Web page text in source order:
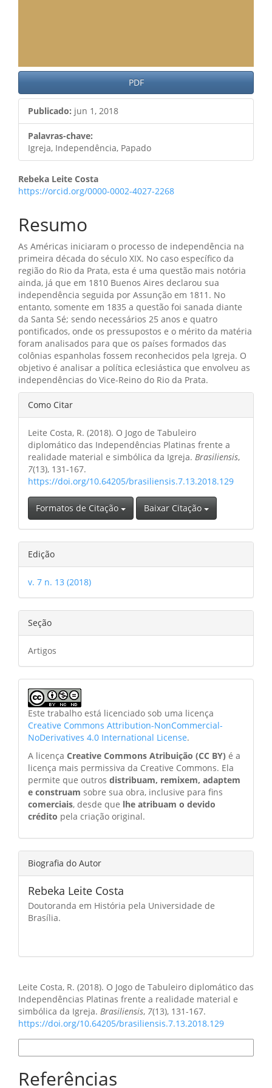
PDF
Publicado: jun 1, 2018
Palavras-chave:
Igreja, Independência, Papado
Conteúdo
do
artigo
principal
Rebeka Leite Costa
https://orcid.org/0000-0002-4027-2268
Resumo
As Américas iniciaram o processo de independência na
primeira década do século XIX. No caso específico da
região do Rio da Prata, esta é uma questão mais notória
ainda, já que em 1810 Buenos Aires declarou sua
independência seguida por Assunção em 1811. No
entanto, somente em 1835 a questão foi sanada diante
da Santa Sé; sendo necessários 25 anos e quatro
pontificados, onde os pressupostos e o mérito da matéria
foram analisados para que os países formados das
colônias espanholas fossem reconhecidos pela Igreja. O
objetivo é analisar a política eclesiástica que envolveu as
independências do Vice-Reino do Rio da Prata.
Detalhes
do
artigo
Como Citar
Leite Costa, R. (2018). O Jogo de Tabuleiro
diplomático das Independências Platinas frente a
realidade material e simbólica da Igreja. Brasiliensis,
7(13), 131-167.
https://doi.org/10.64205/brasiliensis.7.13.2018.129
Formatos de Citação Baixar Citação
Edição
v. 7 n. 13 (2018)
Seção
Artigos
Este trabalho está licenciado sob uma licença
Creative Commons Attribution-NonCommercial-
NoDerivatives 4.0 International License.
A licença Creative Commons Atribuição (CC BY) é a
licença mais permissiva da Creative Commons. Ela
permite que outros distribuam, remixem, adaptem
e construam sobre sua obra, inclusive para fins
comerciais, desde que lhe atribuam o devido
crédito pela criação original.
Biografia do Autor
Rebeka Leite Costa
Doutoranda em História pela Universidade de
Brasília.
Leite Costa, R. (2018). O Jogo de Tabuleiro diplomático das
Independências Platinas frente a realidade material e
simbólica da Igreja. Brasiliensis, 7(13), 131-167.
https://doi.org/10.64205/brasiliensis.7.13.2018.129
Referências